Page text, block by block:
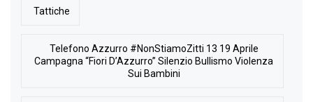
Tattiche
Telefono Azzurro #NonStiamoZitti 13 19 Aprile
Campagna “Fiori D’Azzurro” Silenzio Bullismo Violenza
Sui Bambini